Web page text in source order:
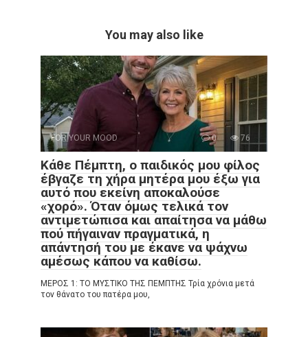
You may also like
FOR YOUR MOOD 0 76
Κάθε Πέμπτη, ο παιδικός μου φίλος
έβγαζε τη χήρα μητέρα μου έξω για
αυτό που εκείνη αποκαλούσε
«χορό». Όταν όμως τελικά τον
αντιμετώπισα και απαίτησα να μάθω
πού πήγαιναν πραγματικά, η
απάντησή του με έκανε να ψάχνω
αμέσως κάπου να καθίσω.
ΜΕΡΟΣ 1: ΤΟ ΜΥΣΤΙΚΟ ΤΗΣ ΠΕΜΠΤΗΣ Τρία χρόνια μετά
τον θάνατο του πατέρα μου,